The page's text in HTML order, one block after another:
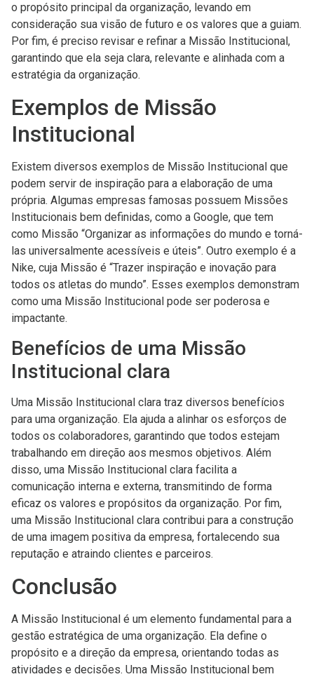
o propósito principal da organização, levando em
consideração sua visão de futuro e os valores que a guiam.
Por fim, é preciso revisar e refinar a Missão Institucional,
garantindo que ela seja clara, relevante e alinhada com a
estratégia da organização.
Exemplos de Missão
Institucional
Existem diversos exemplos de Missão Institucional que
podem servir de inspiração para a elaboração de uma
própria. Algumas empresas famosas possuem Missões
Institucionais bem definidas, como a Google, que tem
como Missão “Organizar as informações do mundo e torná-
las universalmente acessíveis e úteis”. Outro exemplo é a
Nike, cuja Missão é “Trazer inspiração e inovação para
todos os atletas do mundo”. Esses exemplos demonstram
como uma Missão Institucional pode ser poderosa e
impactante.
Benefícios de uma Missão
Institucional clara
Uma Missão Institucional clara traz diversos benefícios
para uma organização. Ela ajuda a alinhar os esforços de
todos os colaboradores, garantindo que todos estejam
trabalhando em direção aos mesmos objetivos. Além
disso, uma Missão Institucional clara facilita a
comunicação interna e externa, transmitindo de forma
eficaz os valores e propósitos da organização. Por fim,
uma Missão Institucional clara contribui para a construção
de uma imagem positiva da empresa, fortalecendo sua
reputação e atraindo clientes e parceiros.
Conclusão
A Missão Institucional é um elemento fundamental para a
gestão estratégica de uma organização. Ela define o
propósito e a direção da empresa, orientando todas as
atividades e decisões. Uma Missão Institucional bem